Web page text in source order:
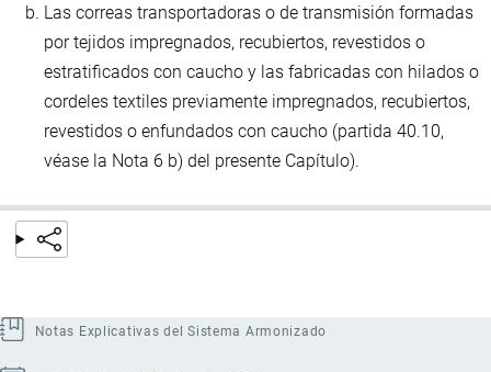
Las correas transportadoras o de transmisión formadas
por tejidos impregnados, recubiertos, revestidos o
estratificados con caucho y las fabricadas con hilados o
cordeles textiles previamente impregnados, recubiertos,
revestidos o enfundados con caucho (partida 40.10,
véase la Nota 6 b) del presente Capítulo).
Notas Explicativas del Sistema Armonizado